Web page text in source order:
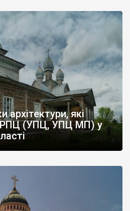
архітектури, які
РПЦ (УПЦ, УПЦ МП) у